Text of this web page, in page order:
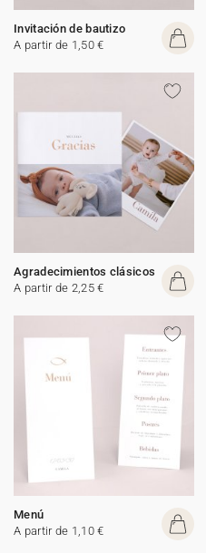
Invitación de bautizo
A partir de 1,50 €
Agradecimientos clásicos
A partir de 2,25 €
Menú
A partir de 1,10 €